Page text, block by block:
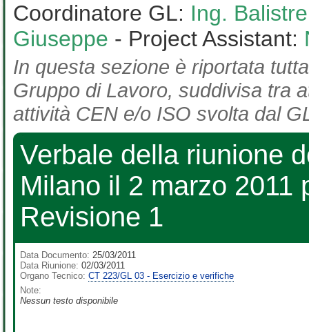
Coordinatore GL: Ing.
Giuseppe - Project Assistant:
In questa sezione è riportata
Gruppo di Lavoro, suddivisa tra
attività CEN e/o ISO svolta dal
Verbale della riunione
Milano il 2 marzo 2011
Revisione 1
Data Documento: 25/03/2011
Data Riunione: 02/03/2011
Organo Tecnico: CT 223/GL 03 - Esercizio e verifiche
Note:
Nessun testo disponibile